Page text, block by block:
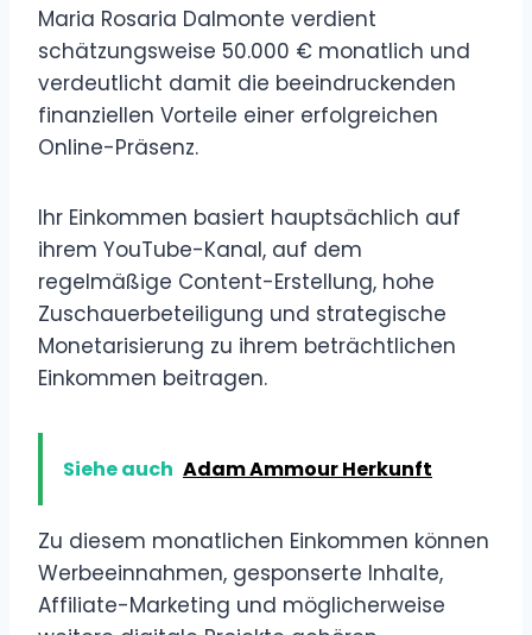
Maria Rosaria Dalmonte verdient
schätzungsweise 50.000 € monatlich und
verdeutlicht damit die beeindruckenden
finanziellen Vorteile einer erfolgreichen
Online-Präsenz.
Ihr Einkommen basiert hauptsächlich auf
ihrem YouTube-Kanal, auf dem
regelmäßige Content-Erstellung, hohe
Zuschauerbeteiligung und strategische
Monetarisierung zu ihrem beträchtlichen
Einkommen beitragen.
Siehe auch Adam Ammour Herkunft
Zu diesem monatlichen Einkommen können
Werbeeinnahmen, gesponserte Inhalte,
Affiliate-Marketing und möglicherweise